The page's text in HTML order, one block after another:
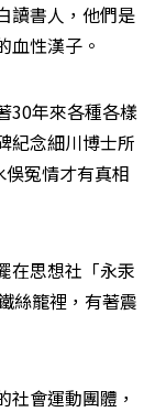
讀書人，他們是
血性漢子。
30年來各種各樣
紀念細川博士所
冤情才有真相
在思想社「永汞
絲籠裡，有著震
會運動團體，